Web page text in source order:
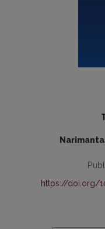
https://doi.org/